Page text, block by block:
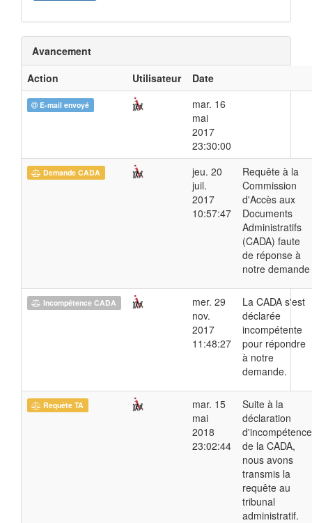
Avancement
Action
Utilisateur Date
E-mail envoyé
mar. 16
mai
2017
23:30:00
Demande CADA
jeu. 20
juil.
2017
10:57:47
Requête à la
Commission
d'Accès aux
Documents
Administratifs
(CADA) faute
de réponse à
notre demande
Incompétence CADA
mer. 29
nov.
2017
11:48:27
La CADA s'est
déclarée
incompétente
pour répondre
à notre
demande.
Requête TA
mar. 15
mai
2018
23:02:44
Suite à la
déclaration
d'incompétence
de la CADA,
nous avons
transmis la
requête au
tribunal
administratif.